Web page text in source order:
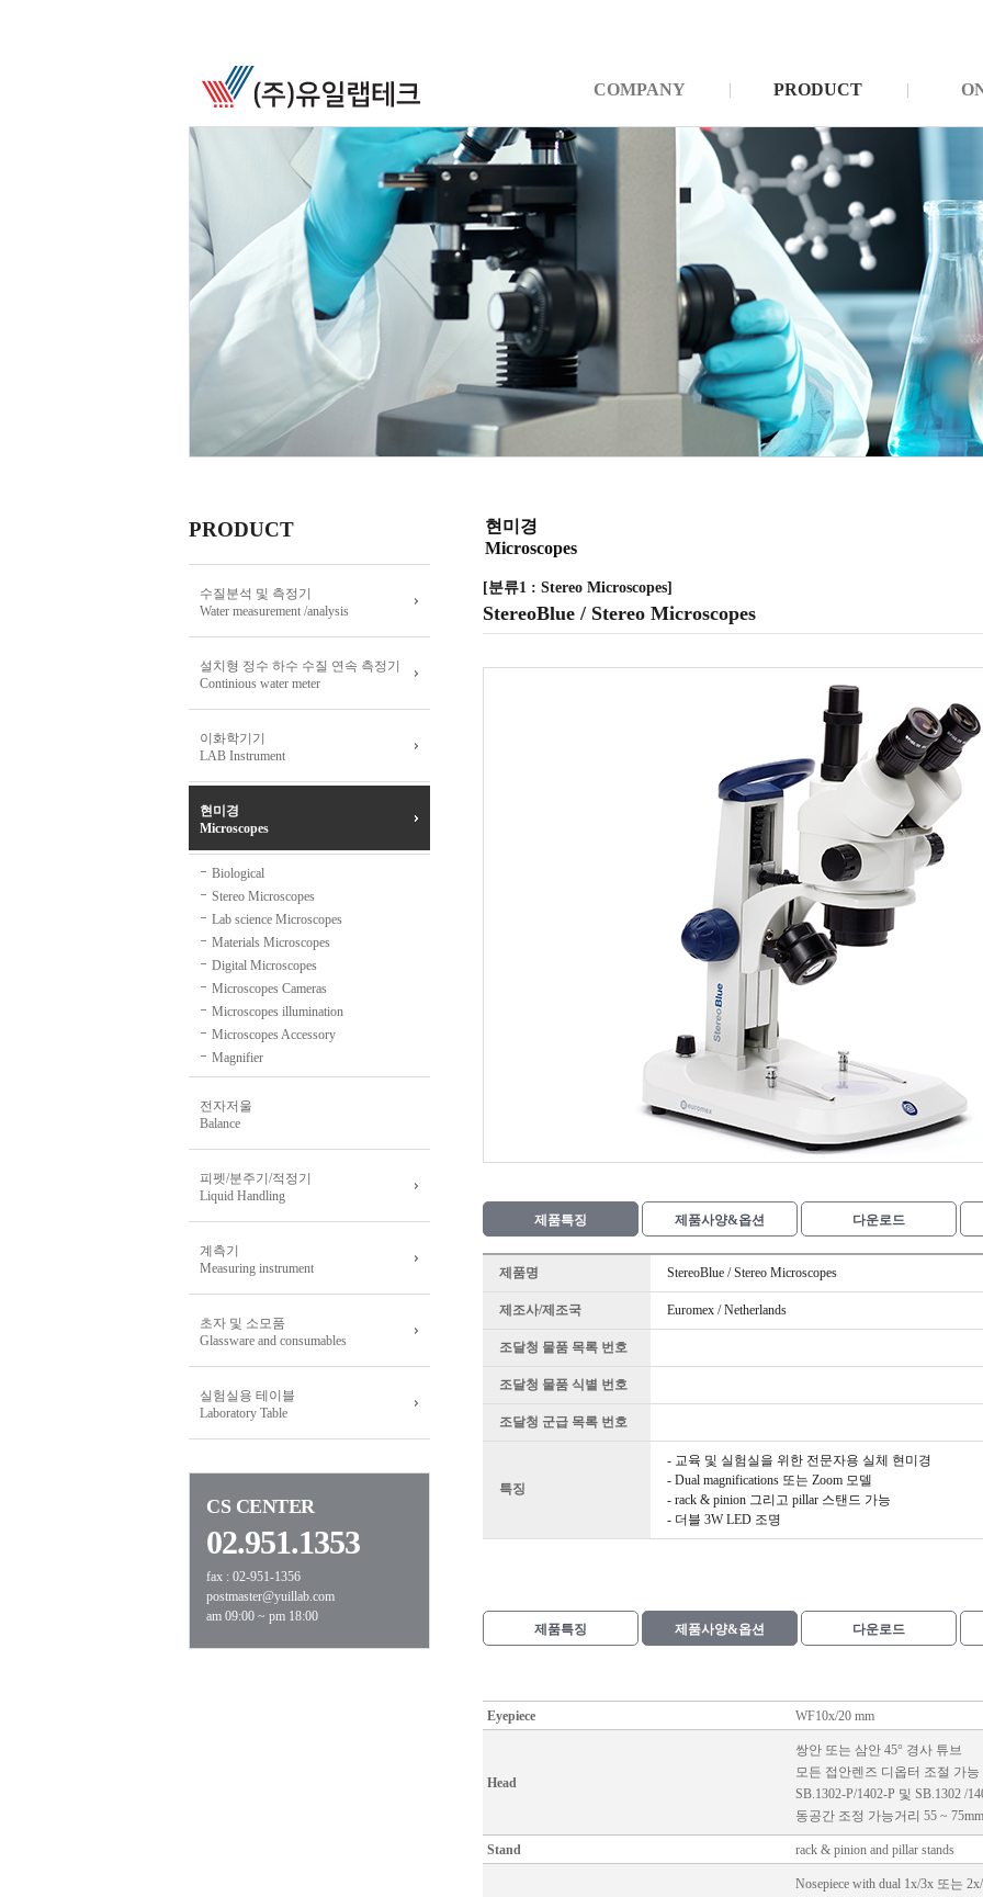
COMPANY PRODUCT
PRODUCT
수질분석 및 측정기
Water measurement /analysis
설치형 정수 하수 수질 연속 측정기
Continious water meter
이화학기기
LAB Instrument
현미경
Microscopes
Biological
Stereo Microscopes
Lab science Microscopes
Materials Microscopes
Digital Microscopes
Microscopes Cameras
Microscopes illumination
Microscopes Accessory
Magnifier
전자저울
Balance
피펫/분주기/적정기
Liquid Handling
계측기
Measuring instrument
초자 및 소모품
Glassware and consumables
실험실용 테이블
Laboratory Table
CS CENTER
02.951.1353
fax : 02-951-1356
postmaster@yuillab.com
am 09:00 ~ pm 18:00
현미경
Microscopes
[분류1 : Stereo Microscopes]
StereoBlue / Stereo Microscopes
제품특징 제품사양&옵션 다운로드
제품명 StereoBlue / Stereo Microscopes
제조사/제조국 Euromex / Netherlands
조달청 물품 목록 번호
조달청 물품 식별 번호
조달청 군급 목록 번호
특징
- 교육 및 실험실을 위한 전문자용 실체 현미경
- Dual magnifications 또는 Zoom 모델
- rack & pinion 그리고 pillar 스탠드 가능
- 더블 3W LED 조명
제품특징 제품사양&옵션 다운로드
Eyepiece WF10x/20 mm
Head
쌍안 또는 삼안 45° 경사 튜브
모든 접안렌즈 디옵터 조절 가능
SB.1302-P/1402-P 및 SB.1302 /
동공간 조정 가능거리 55 ~ 75mm
Stand rack & pinion and pillar stands
Nosepiece with dual 1x/3x 또는